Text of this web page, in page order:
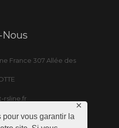
vous garantir la
✕
France 307 Allée des
rsline.fr